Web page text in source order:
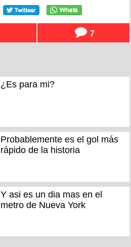
7
¿Es para mi?
Probablemente es el gol más
rápido de la historia
Y asi es un dia mas en el
metro de Nueva York